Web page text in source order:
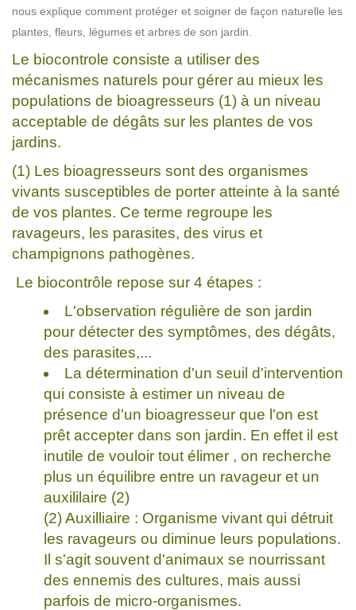
nous explique comment protéger et soigner de façon naturelle les
plantes, fleurs, légumes et arbres de son jardin.
Le biocontrole consiste a utiliser des
mécanismes naturels pour gérer au mieux les
populations de bioagresseurs (1) à un niveau
acceptable de dégâts sur les plantes de vos
jardins.
(1) Les bioagresseurs sont des organismes
vivants susceptibles de porter atteinte à la santé
de vos plantes. Ce terme regroupe les
ravageurs, les parasites, des virus et
champignons pathogènes.
Le biocontrôle repose sur 4 étapes :
L'observation régulière de son jardin
pour détecter des symptômes, des dégâts,
des parasites,...
La détermination d'un seuil d'intervention
qui consiste à estimer un niveau de
présence d'un bioagresseur que l'on est
prêt accepter dans son jardin. En effet il est
inutile de vouloir tout élimer , on recherche
plus un équilibre entre un ravageur et un
auxililaire (2)
(2) Auxilliaire : Organisme vivant qui détruit
les ravageurs ou diminue leurs populations.
Il s'agit souvent d'animaux se nourrissant
des ennemis des cultures, mais aussi
parfois de micro-organismes.